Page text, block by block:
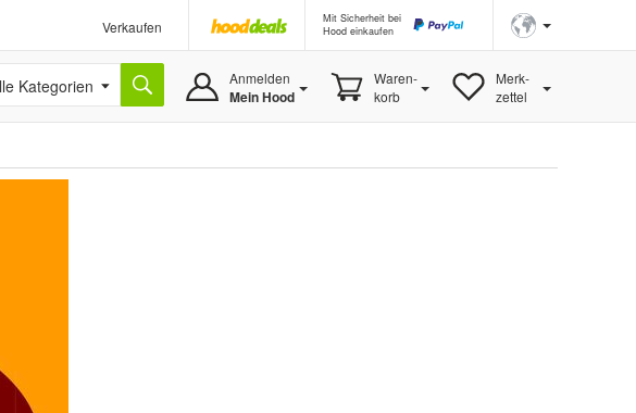
Verkaufen
Mit Sicherheit bei
Hood einkaufen
Kategorien Anmelden
Mein Hood
Waren-
korb
Merk-
zettel